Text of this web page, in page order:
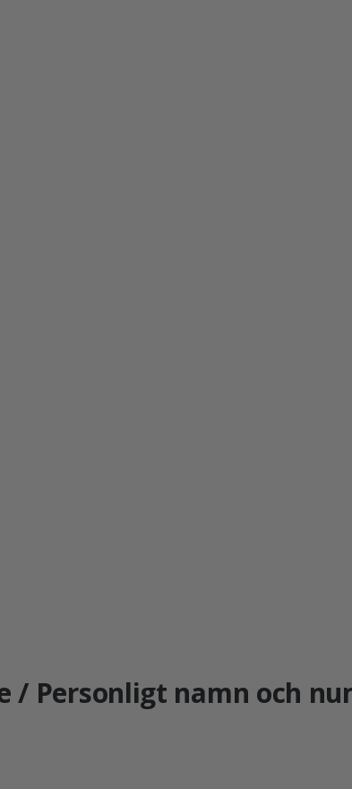
/ Personligt namn och